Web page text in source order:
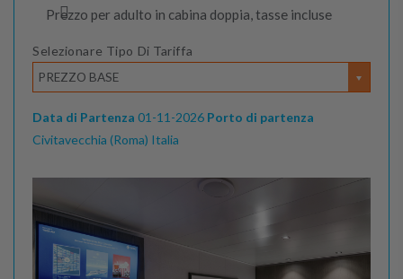
Prezzo per adulto in cabina doppia, tasse incluse
Selezionare Tipo Di Tariffa
PREZZO BASE
Data di Partenza 01-11-2026 Porto di partenza
Civitavecchia (Roma) Italia